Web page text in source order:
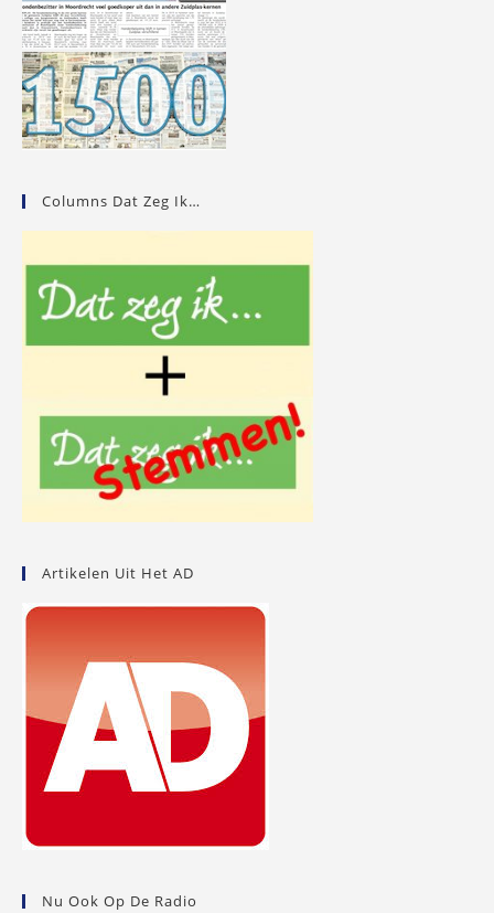
Columns Dat Zeg Ik…
Artikelen Uit Het AD
Nu Ook Op De Radio